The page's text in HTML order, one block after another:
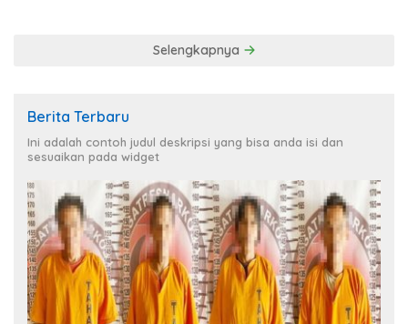
Selengkapnya
Berita Terbaru
Ini adalah contoh judul deskripsi yang bisa anda isi dan
sesuaikan pada widget